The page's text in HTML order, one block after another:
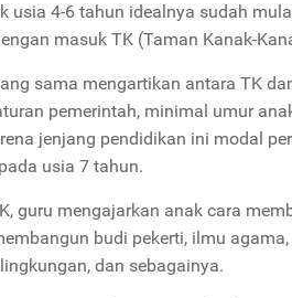
usia 4-6 tahun idealnya sudah
masuk TK (Taman Kanak-
sama mengartikan antara TK
pemerintah, minimal umur
jenjang pendidikan ini modal
usia 7 tahun.
guru mengajarkan anak cara
budi pekerti, ilmu
dan sebagainya.